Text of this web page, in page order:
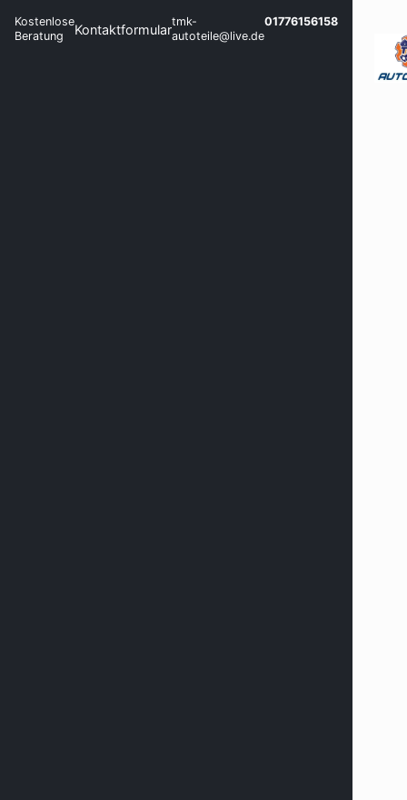
Kostenlose
Beratung
Kontaktformulartmk-
autoteile@live.de
01776156158